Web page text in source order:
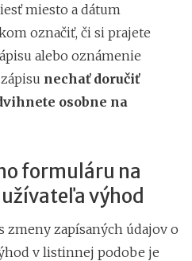
miesto a dátum
označiť, či si prajete
alebo oznámenie
nechať doručiť
osobne na
formuláru na
výhod
zmeny zapísaných údajov o
v listinnej podobe je